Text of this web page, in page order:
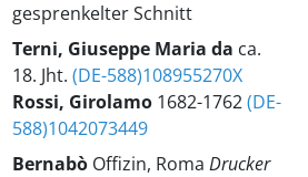
gesprenkelter Schnitt
Terni, Giuseppe Maria da ca.
18. Jht. (DE-588)108955270X
Rossi, Girolamo1682-1762(DE-
588)1042073449
BernabòOffizin, Roma Drucker